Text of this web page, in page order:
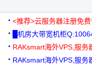
<推荐>云服务器注册免
█机房大带宽机柜
RAKsmart海外VPS,服
用★
RAKsmart海外VPS,服